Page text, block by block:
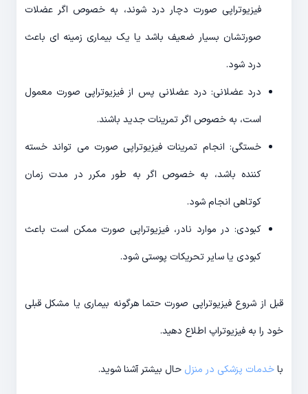
فیزیوتراپی صورت دچار درد شوند، به خصوص اگر عضلات
صورتشان بسیار ضعیف باشد یا یک بیماری زمینه ای باعث
درد شود.
درد عضلانی: درد عضلانی پس از فیزیوتراپی صورت معمول
است، به خصوص اگر تمرینات جدید باشند.
خستگی: انجام تمرینات فیزیوتراپی صورت می تواند خسته
کننده باشد، به خصوص اگر به طور مکرر در مدت زمان
کوتاهی انجام شود.
کبودی: در موارد نادر، فیزیوتراپی صورت ممکن است باعث
کبودی یا سایر تحریکات پوستی شود.
قبل از شروع فیزیوتراپی صورت حتما هرگونه بیماری یا مشکل قبلی
خود را به فیزیوتراپ اطلاع دهید.
باخدمات پزشکی در منزل حال بیشتر آشنا شوید.